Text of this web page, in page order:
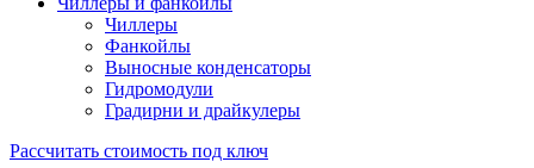
Чиллеры
Фанкойлы
Выносные конденсаторы
Гидромодули
Градирни и драйкулеры
Рассчитать стоимость под ключ